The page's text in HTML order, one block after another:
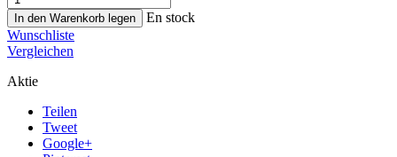
In den Warenkorb legen
En stock
Wunschliste
Vergleichen
Aktie
Teilen
Tweet
Google+